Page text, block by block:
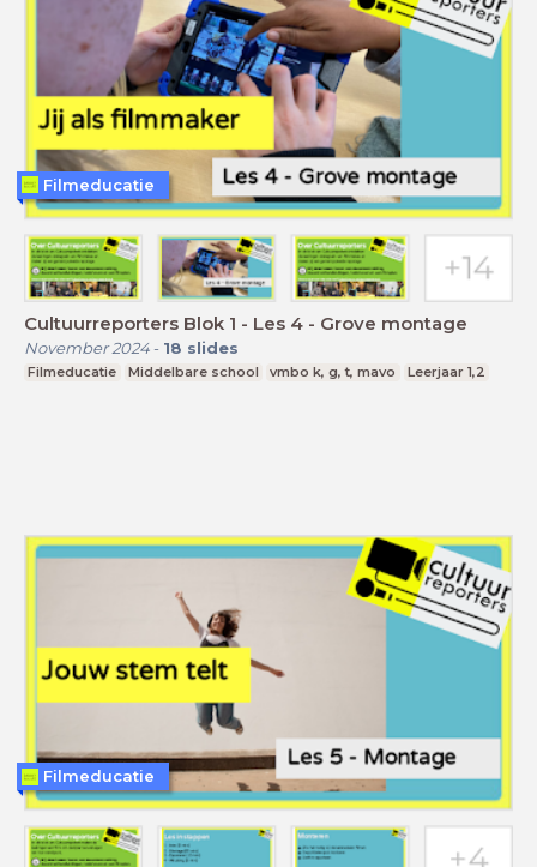
Cultuurreporters Blok 1 - Les 4 - Grove montage
November 2024- 18 slides
Filmeducatie Middelbare school vmbo k, g, t, mavo Leerjaar 1,2
Filmeducatie
Filmeducatie